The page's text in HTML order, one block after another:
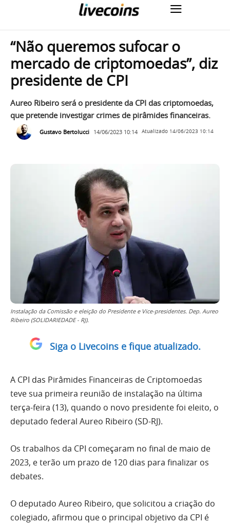
“Não queremos sufocar o
mercado de criptomoedas”, diz
presidente de CPI
Aureo Ribeiro será o presidente da CPI das criptomoedas,
que pretende investigar crimes de pirâmides financeiras.
Gustavo Bertolucci 14/06/2023 10:14 Atualizado 14/06/2023 10:14
Instalação da Comissão e eleição do Presidente e Vice-presidentes. Dep. Aureo
Ribeiro (SOLIDARIEDADE - RJ).
Siga o Livecoins e fique atualizado.
A CPI das Pirâmides Financeiras de Criptomoedas
teve sua primeira reunião de instalação na última
terça-feira (13), quando o novo presidente foi eleito, o
deputado federal Aureo Ribeiro (SD-RJ).
Os trabalhos da CPI começaram no final de maio de
2023, e terão um prazo de 120 dias para finalizar os
debates.
O deputado Aureo Ribeiro, que solicitou a criação do
colegiado, afirmou que o principal objetivo da CPI é